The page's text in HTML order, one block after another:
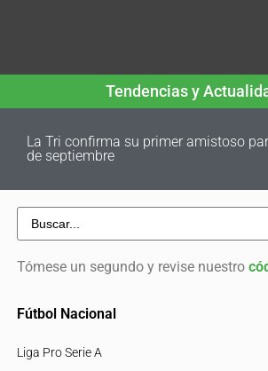
Tendencias y
La Tri confirma su primer amistoso
de septiembre
Tómese un segundo y revise nuestro
Fútbol Nacional
Liga Pro Serie A